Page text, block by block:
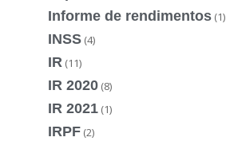
Informe de rendimentos (1)
INSS (4)
IR (11)
IR 2020 (8)
IR 2021 (1)
IRPF (2)